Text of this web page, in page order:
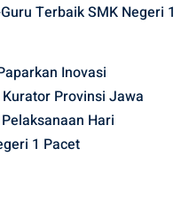
Terbaik SMK Negeri 1
Inovasi
Provinsi Jawa
Pelaksanaan Hari
1 Pacet